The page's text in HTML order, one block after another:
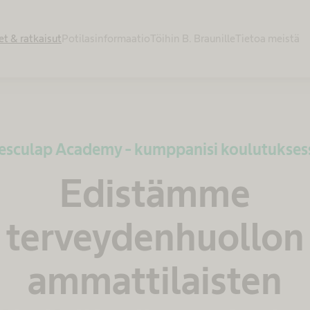
& ratkaisut
Academy - kumppanisi
Edistämme
terveydenhuollon
ammattilaisten